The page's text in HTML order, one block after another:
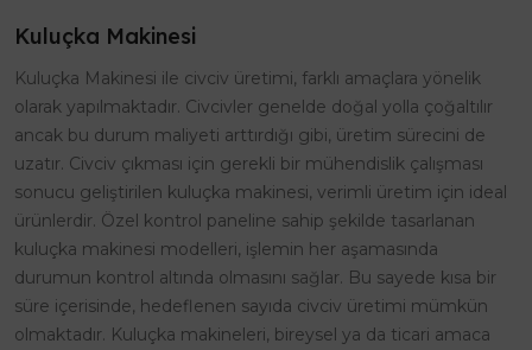
Kuluçka Makinesi
Kuluçka Makinesi ile civciv üretimi, farklı amaçlara yönelik
olarak yapılmaktadır. Civcivler genelde doğal yolla çoğaltılır
ancak bu durum maliyeti arttırdığı gibi, üretim sürecini de
uzatır. Civciv çıkması için gerekli bir mühendislik çalışması
sonucu geliştirilen kuluçka makinesi, verimli üretim için ideal
ürünlerdir. Özel kontrol paneline sahip şekilde tasarlanan
kuluçka makinesi modelleri, işlemin her aşamasında
durumun kontrol altında olmasını sağlar. Bu sayede kısa bir
süre içerisinde, hedeflenen sayıda civciv üretimi mümkün
olmaktadır. Kuluçka makineleri, bireysel ya da ticari amaca